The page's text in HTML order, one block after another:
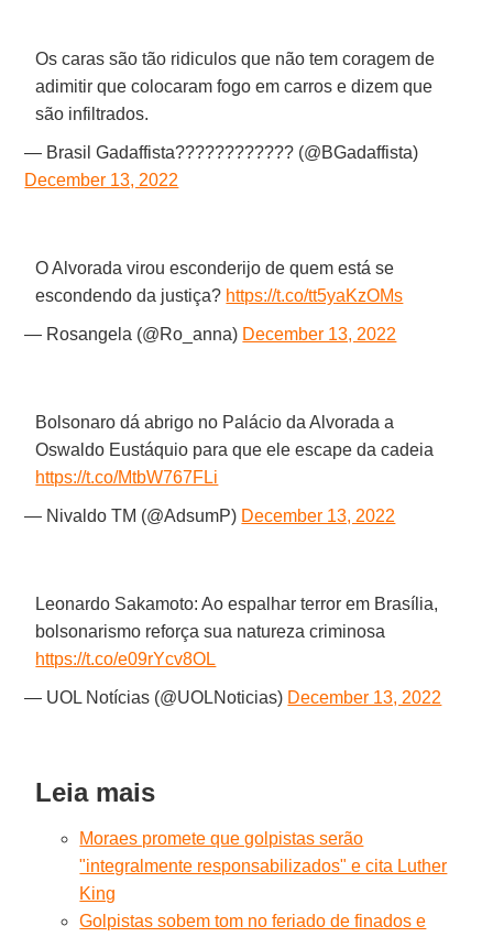
Os caras são tão ridiculos que não tem coragem de
adimitir que colocaram fogo em carros e dizem que
são infiltrados.
— Brasil Gadaffista???????????? (@BGadaffista)
December 13, 2022
O Alvorada virou esconderijo de quem está se
escondendo da justiça? https://t.co/tt5yaKzOMs
— Rosangela (@Ro_anna) December 13, 2022
Bolsonaro dá abrigo no Palácio da Alvorada a
Oswaldo Eustáquio para que ele escape da cadeia
https://t.co/MtbW767FLi
— Nivaldo TM (@AdsumP) December 13, 2022
Leonardo Sakamoto: Ao espalhar terror em Brasília,
bolsonarismo reforça sua natureza criminosa
https://t.co/e09rYcv8OL
— UOL Notícias (@UOLNoticias) December 13, 2022
Leia mais
Moraes promete que golpistas serão
"integralmente responsabilizados" e cita Luther
King
Golpistas sobem tom no feriado de finados e